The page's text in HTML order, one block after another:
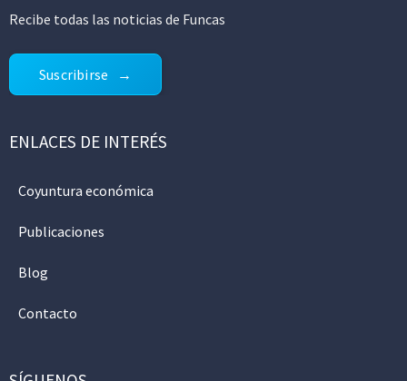
Recibe todas las noticias de Funcas
Suscribirse
ENLACES DE INTERÉS
Coyuntura económica
Publicaciones
Blog
Contacto